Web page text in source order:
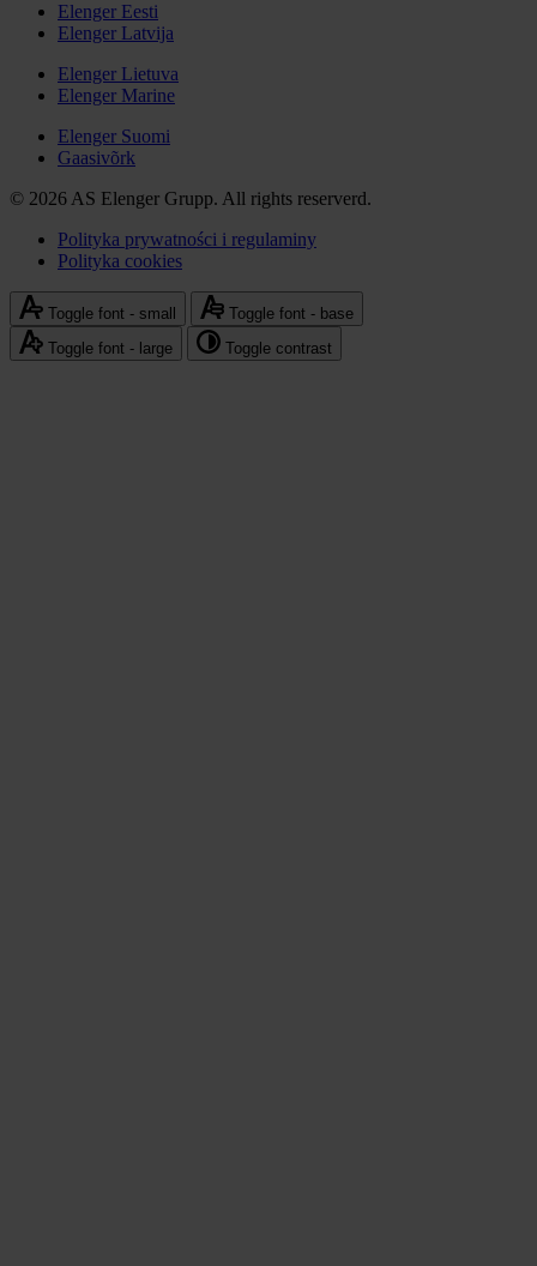
media
społecznościowe
Stopka
Elenger
international
Elenger Eesti
Elenger Latvija
Elenger Lietuva
Elenger Marine
Elenger Suomi
Gaasivõrk
© 2026 AS Elenger Grupp. All rights reserverd.
Stopka
-
polityka
prywatności
Polityka prywatności i regulaminy
Polityka cookies
Toggle font - small
Toggle font - base
Toggle font - large
Toggle contrast